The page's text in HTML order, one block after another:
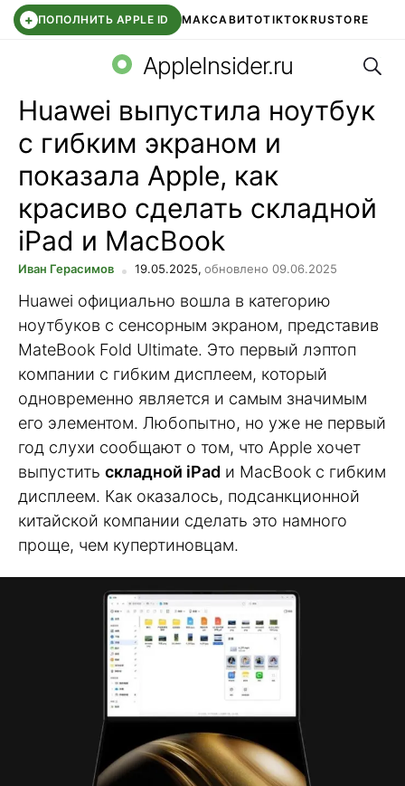
+ ПОПОЛНИТЬ APPLE ID МАКСАВИТОTIKTOKRUSTORE
WB КЛУБIOS 26.6 DDE STORE
AppleInsider.ru
Huawei выпустила ноутбук
с гибким экраном и
показала Apple, как
красиво сделать складной
iPad и MacBook
Иван Герасимов 19.05.2025, обновлено 09.06.2025
Huawei официально вошла в категорию
ноутбуков с сенсорным экраном, представив
MateBook Fold Ultimate. Это первый лэптоп
компании с гибким дисплеем, который
одновременно является и самым значимым
его элементом. Любопытно, но уже не первый
год слухи сообщают о том, что Apple хочет
выпустить складной iPad и MacBook с гибким
дисплеем. Как оказалось, подсанкционной
китайской компании сделать это намного
проще, чем купертиновцам.